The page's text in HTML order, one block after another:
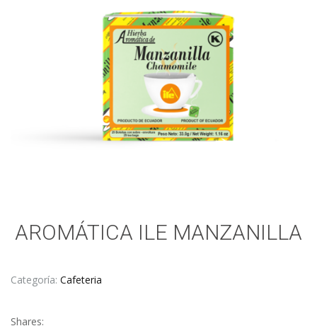
AROMÁTICA ILE MANZANILLA
Categoría: Cafeteria
Shares: